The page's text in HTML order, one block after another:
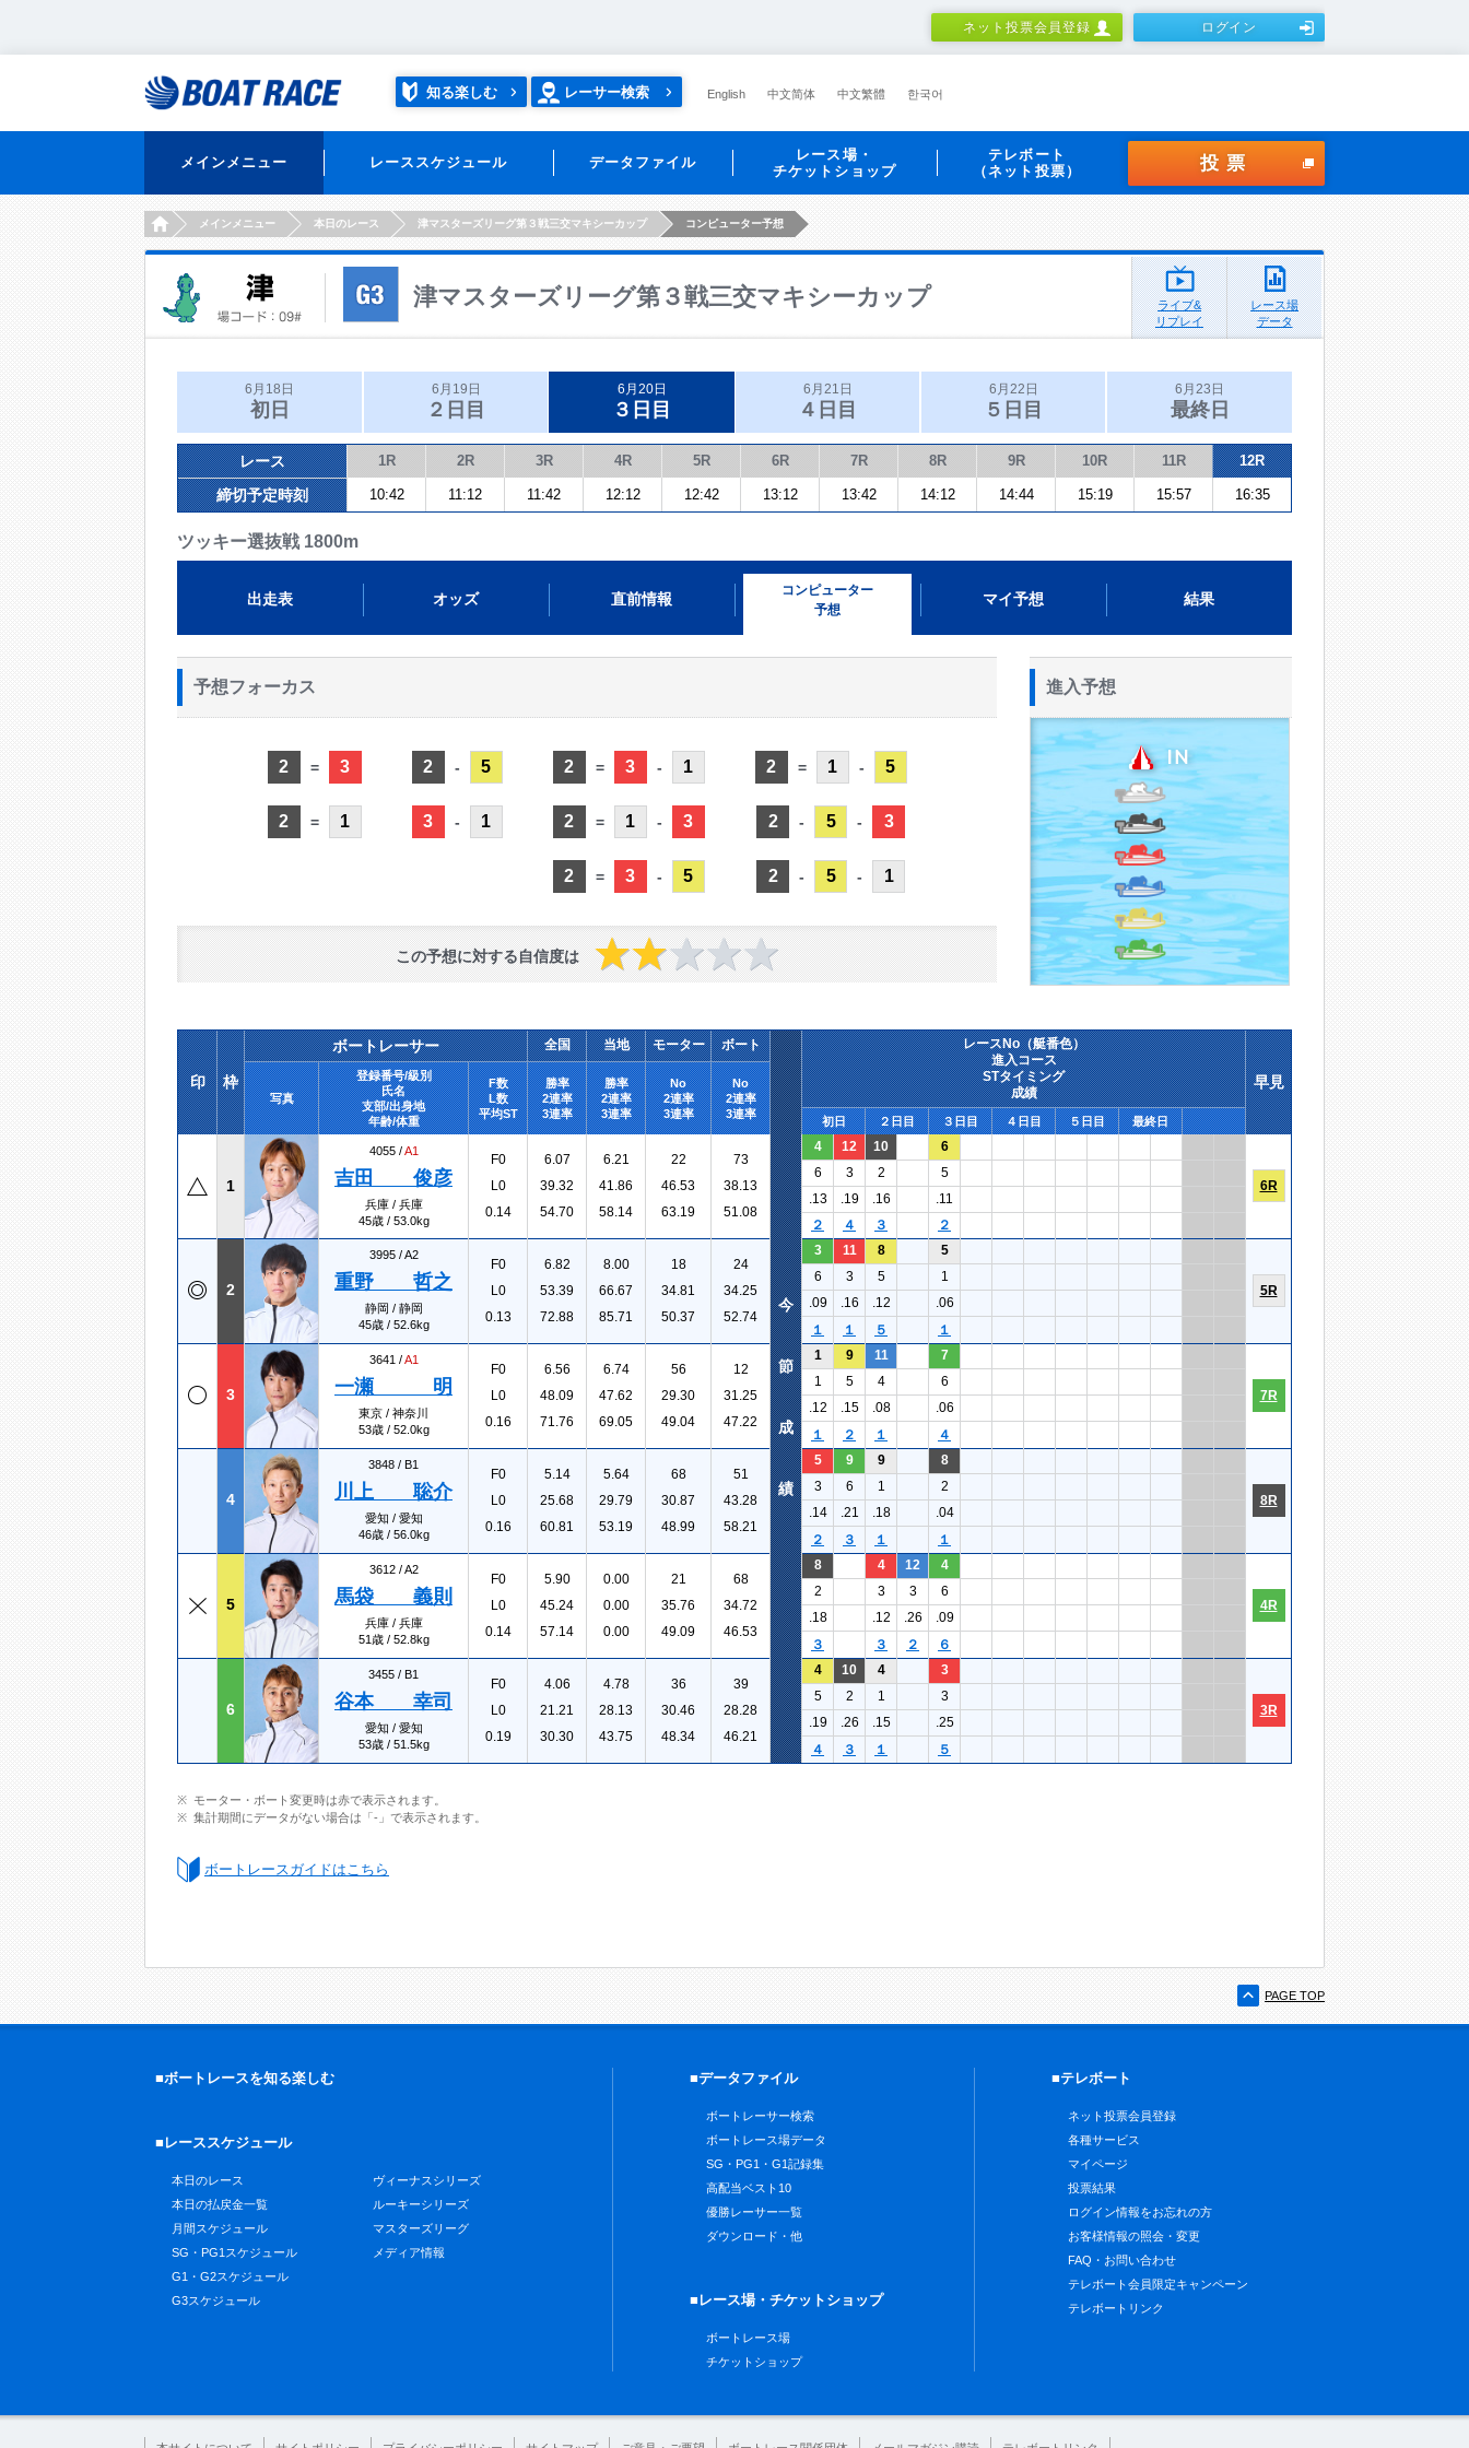
ネット投票会員登録 ログイン
知る楽しむ レーサー検索 English 中文简体 中文繁體 한국어
メインメニュー レーススケジュール データファイル
レース場・
チケットショップ
テレボート
（ネット投票）
投票
HOMEメインメニュー 本日のレース 津マスターズリーグ第３戦三交マキシーカップ コンピューター予想
津マスターズリーグ第３戦三交マキシーカップ
ライブ&
リプレイ
レース場
データ
6月18日
初日
6月19日
２日目
6月20日
３日目
6月21日
４日目
6月22日
５日目
6月23日
最終日
レース 1R 2R 3R 4R 5R 6R 7R 8R 9R 10R 11R 12R
締切予定時刻 10:42 11:12 11:42 12:12 12:42 13:12 13:42 14:12 14:44 15:19 15:57 16:35
ツッキー選抜戦 1800m
出走表 オッズ 直前情報
コンピューター
予想
マイ予想 結果
予想フォーカス
2 = 3
2 = 1
2 - 5
3 - 1
2 = 3 - 1
2 = 1 - 3
2 = 3 - 5
2 = 1 - 5
2 - 5 - 3
2 - 5 - 1
この予想に対する自信度は
進入予想
印 枠
ボートレーサー 全国 当地 モーター ボート
レースNo（艇番色）
進入コース
STタイミング
成績
早見
写真
登録番号/級別
氏名
支部/出身地
年齢/体重
F数
L数
平均ST
勝率
2連率
3連率
勝率
2連率
3連率
No
2連率
3連率
No
2連率
3連率
初日 ２日目 ３日目 ４日目 ５日目 最終日
1
4055 /A1
吉田 俊彦
兵庫 / 兵庫
45歳 / 53.0kg
F0
L0
0.14
6.07
39.32
54.70
6.21
41.86
58.14
22
46.53
63.19
73
38.13
51.08
4 12 10 6
6R
6 3 2
5
.13
.19 .16
.11
２
４ ３ ２
2
3995 /A2
重野 哲之
静岡 / 静岡
45歳 / 52.6kg
F0
L0
0.13
6.82
53.39
72.88
8.00
66.67
85.71
18
34.81
50.37
24
34.25
52.74
3 11 8 5
5R
6 3 5
1
.09
.16 .12
.06
１
１ ５ １
3
3641 /A1
一瀬 明
東京 / 神奈川
53歳 / 52.0kg
F0
L0
0.16
6.56
48.09
71.76
6.74
47.62
69.05
56
29.30
49.04
12
31.25
47.22
1 9 11 7
7R
1 5 4
6
.12
.15 .08
.06
１
２ １ ４
4
3848 / B1
川上 聡介
愛知 / 愛知
46歳 / 56.0kg
F0
L0
0.16
5.14
25.68
60.81
5.64
29.79
53.19
68
30.87
48.99
51
43.28
58.21
5 9 9 8
8R
3 6 1
2
.14
.21 .18
.04
２
３ １ １
5
3612 /A2
馬袋 義則
兵庫 / 兵庫
51歳 / 52.8kg
F0
L0
0.14
5.90
45.24
57.14
0.00
0.00
0.00
21
35.76
49.09
68
34.72
46.53
8 4 12 4
4R
2 3 3
6
.18
.12 .26
.09
３
３ ２ ６
6
3455 / B1
谷本 幸司
愛知 / 愛知
53歳 / 51.5kg
F0
L0
0.19
4.06
21.21
30.30
4.78
28.13
43.75
36
30.46
48.34
39
28.28
46.21
4 10 4 3
3R
5 2 1
3
.19
.26 .15
.25
４
３ １ ５
今
節
成
績
モーター・ボート変更時は赤で表示されます。
集計期間にデータがない場合は「-」で表示されます。
ボートレースガイドはこちら
PAGE TOP
■ボートレースを知る楽しむ
■レーススケジュール
本日のレース
本日の払戻金一覧
月間スケジュール
SG・PG1スケジュール
G1・G2スケジュール
G3スケジュール
ヴィーナスシリーズ
ルーキーシリーズ
マスターズリーグ
メディア情報
■データファイル
ボートレーサー検索
ボートレース場データ
SG・PG1・G1記録集
高配当ベスト10
優勝レーサー一覧
ダウンロード・他
■レース場・チケットショップ
ボートレース場
チケットショップ
■テレボート
ネット投票会員登録
各種サービス
マイページ
投票結果
ログイン情報をお忘れの方
お客様情報の照会・変更
FAQ・お問い合わせ
テレボート会員限定キャンペーン
テレボートリンク